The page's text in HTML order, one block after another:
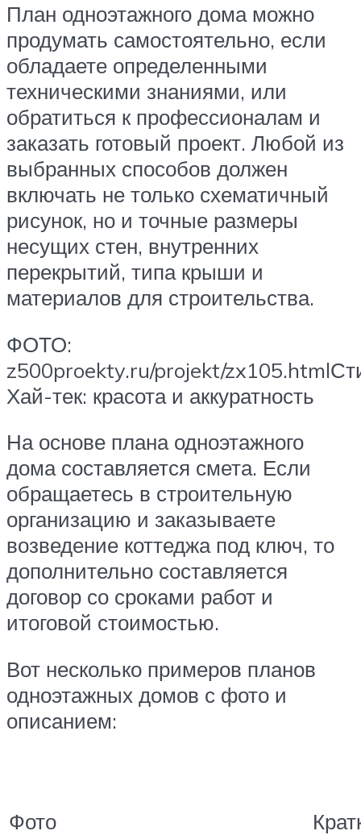
План одноэтажного дома можно
продумать самостоятельно, если
обладаете определенными
техническими знаниями, или
обратиться к профессионалам и
заказать готовый проект. Любой из
выбранных способов должен
включать не только схематичный
рисунок, но и точные размеры
несущих стен, внутренних
перекрытий, типа крыши и
материалов для строительства.
ФОТО:
z500proekty.ru/projekt/
Хай-тек: красота и аккуратность
На основе плана одноэтажного
дома составляется смета. Если
обращаетесь в строительную
организацию и заказываете
возведение коттеджа под ключ, то
дополнительно составляется
договор со сроками работ и
итоговой стоимостью.
Вот несколько примеров планов
одноэтажных домов с фото и
описанием:
Фото